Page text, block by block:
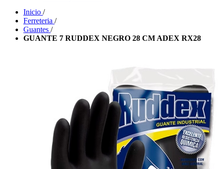
Inicio /
Ferreteria /
Guantes /
GUANTE 7 RUDDEX NEGRO 28 CM ADEX RX28